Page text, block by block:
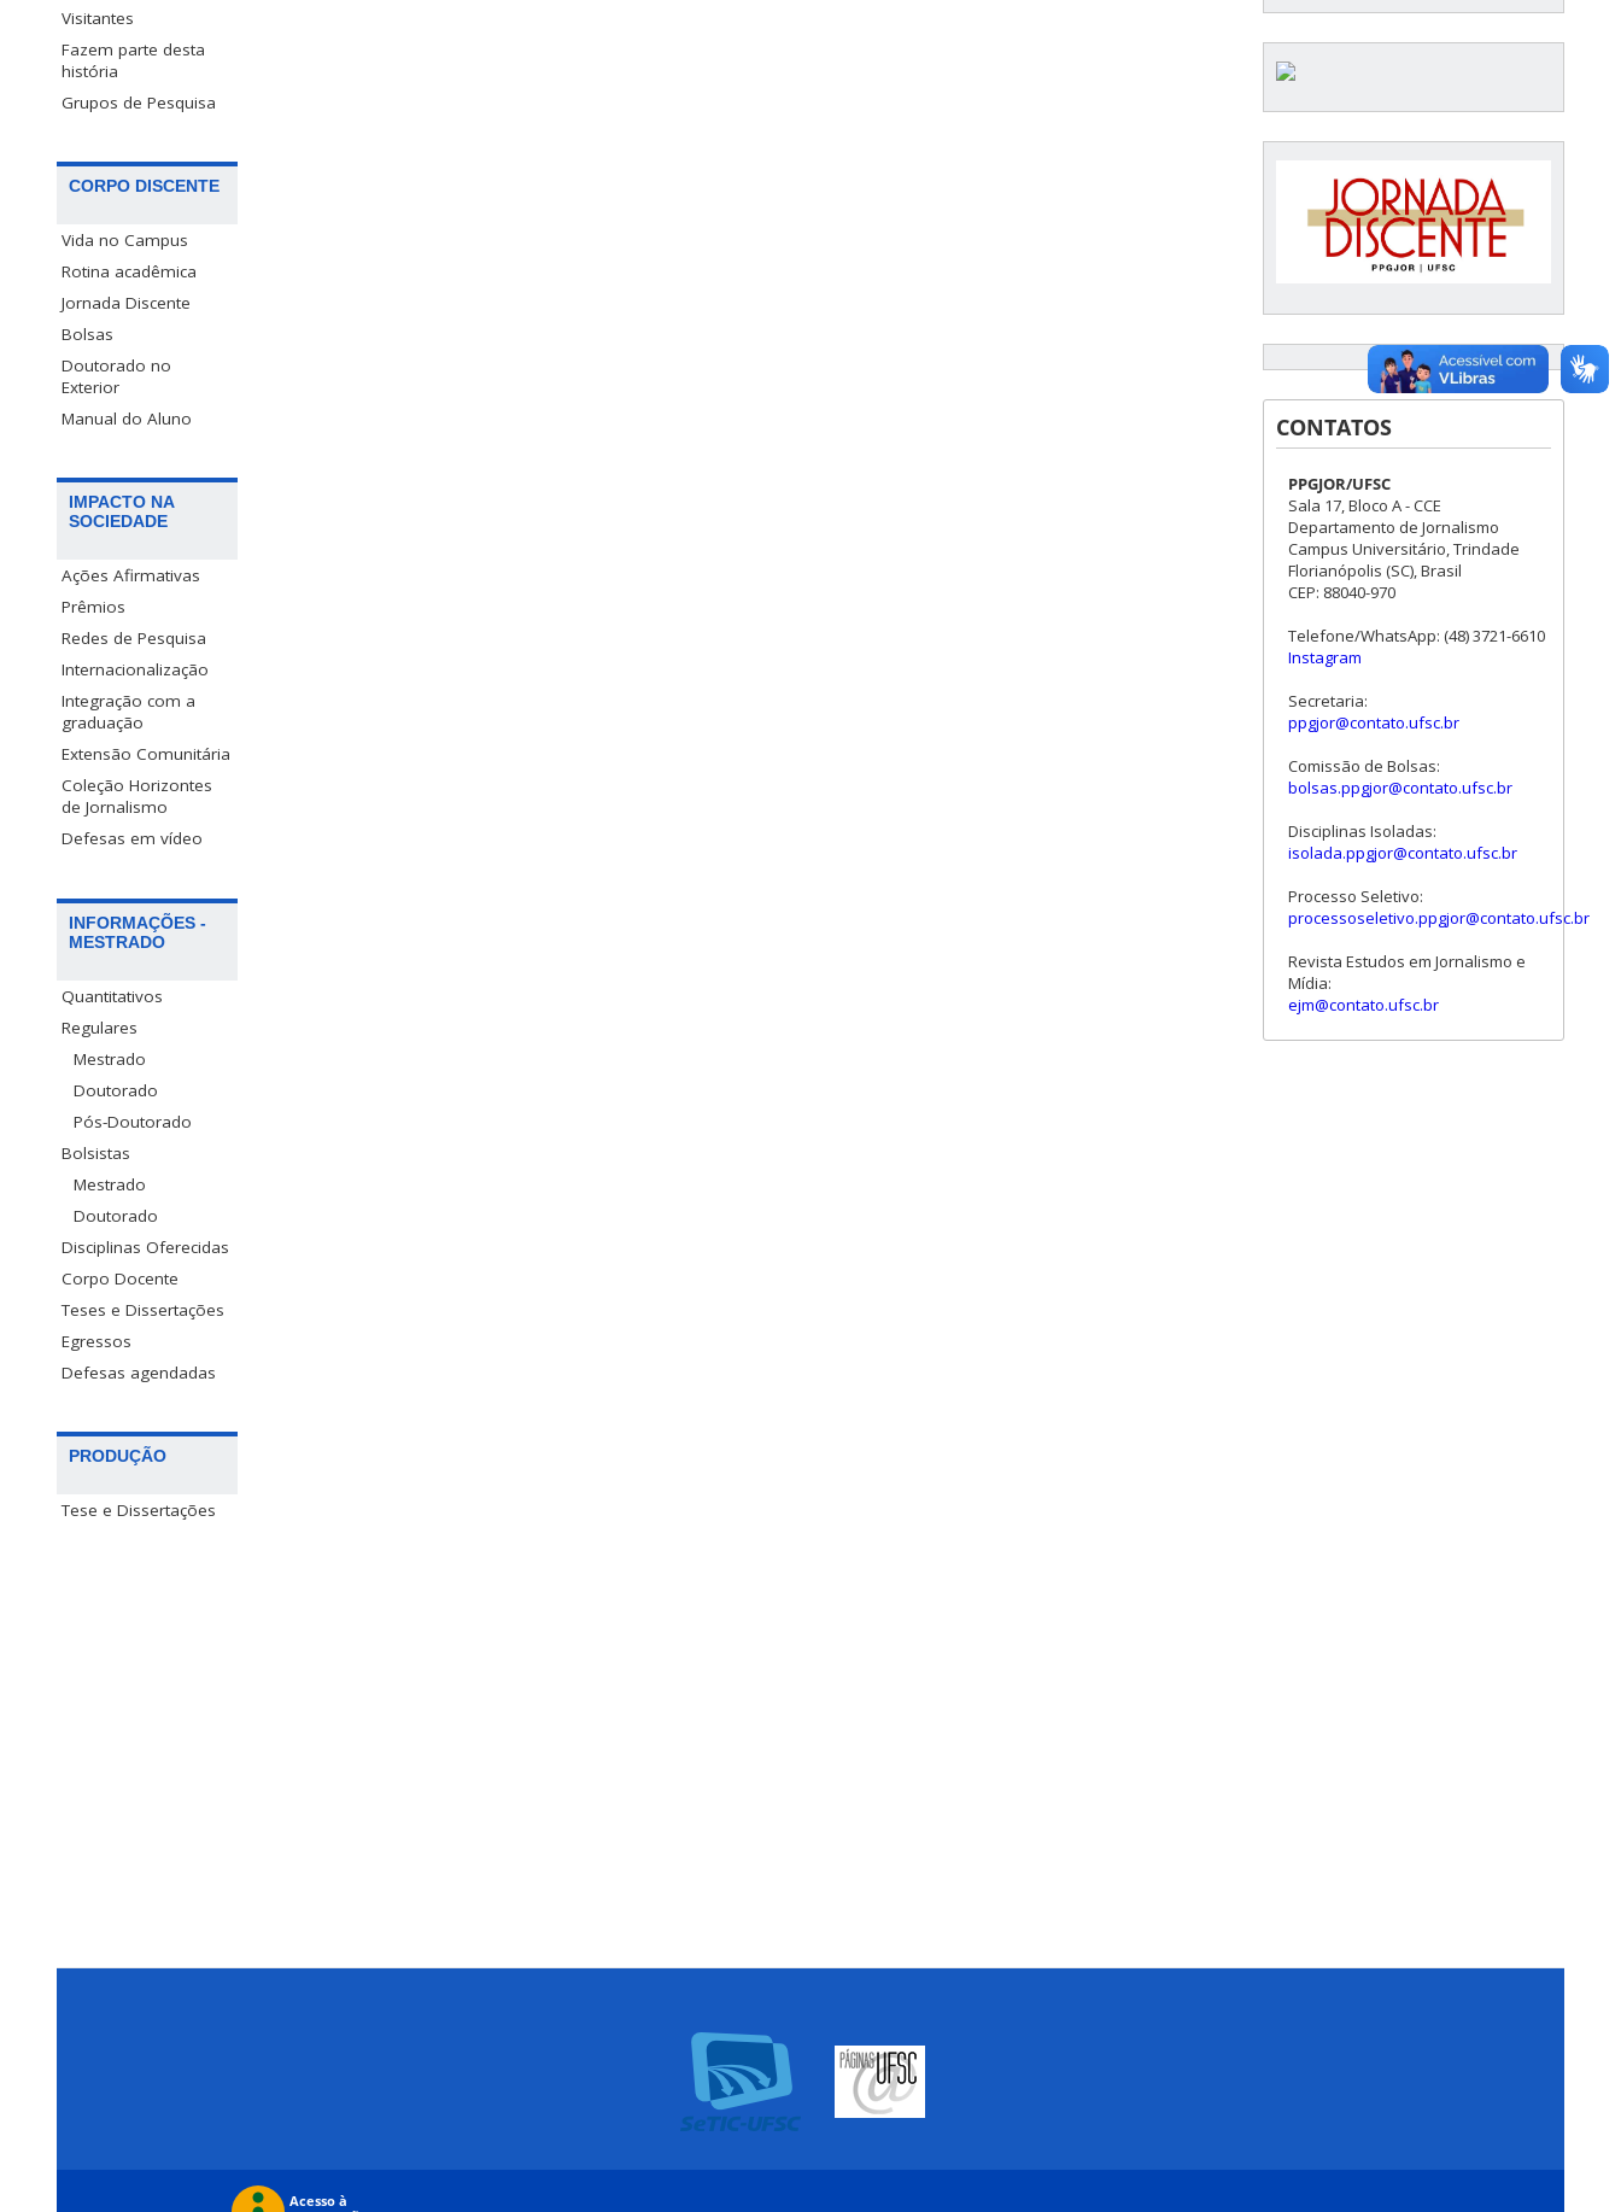
Visitantes
Fazem parte desta
história
Grupos de Pesquisa
CORPO DISCENTE
Vida no Campus
Rotina acadêmica
Jornada Discente
Bolsas
Doutorado no
Exterior
Manual do Aluno
IMPACTO NA
SOCIEDADE
Ações Afirmativas
Prêmios
Redes de Pesquisa
Internacionalização
Integração com a
graduação
Extensão Comunitária
Coleção Horizontes
de Jornalismo
Defesas em vídeo
INFORMAÇÕES -
MESTRADO
Quantitativos
Regulares
Mestrado
Doutorado
Pós-Doutorado
Bolsistas
Mestrado
Doutorado
Disciplinas Oferecidas
Corpo Docente
Teses e Dissertações
Egressos
Defesas agendadas
PRODUÇÃO
Tese e Dissertações
CONTATOS
PPGJOR/UFSC
Sala 17, Bloco A - CCE
Departamento de Jornalismo
Campus Universitário, Trindade
Florianópolis (SC), Brasil
CEP: 88040-970
Telefone/WhatsApp: (48) 3721-6610
Instagram
Secretaria:
ppgjor@contato.ufsc.br
Comissão de Bolsas:
bolsas.ppgjor@contato.ufsc.br
Disciplinas Isoladas:
isolada.ppgjor@contato.ufsc.br
Processo Seletivo:
processoseletivo.ppgjor@contato.ufsc.br
Revista Estudos em Jornalismo e
Mídia:
ejm@contato.ufsc.br